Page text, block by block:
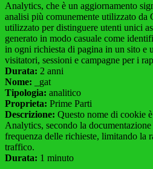
Analytics, che è un aggiornamento
analisi più comunemente utilizzato da
utilizzato per distinguere utenti unici
generato in modo casuale come
in ogni richiesta di pagina in un sito e
visitatori, sessioni e campagne per i
Durata: 2 anni
Nome: _gat
Tipologia: analitico
Proprieta: Prime Parti
Descrizione: Questo nome di cookie
Analytics, secondo la
frequenza delle richieste, limitando la
traffico.
Durata: 1 minuto